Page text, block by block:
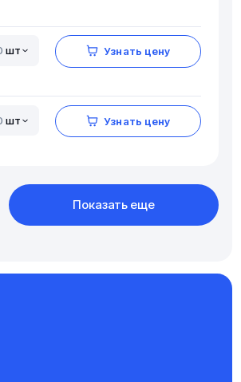
шт Узнать цену
шт Узнать цену
Показать еще